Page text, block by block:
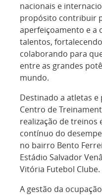
nacionais e
propósito contribuir
aperfeiçoamento e a
talentos,
colaborando para
entre as grandes
mundo.
Destinado a atletas
Centro de
realização de treinos
contínuo do
no bairro Bento
Estádio Salvador
Vitória Futebol Clube.
A gestão da